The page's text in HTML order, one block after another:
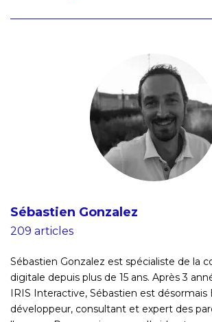
Sébastien Gonzalez
209 articles
Sébastien Gonzalez est spécialiste de la
digitale depuis plus de 15 ans. Après 3
IRIS Interactive, Sébastien est désormais
développeur, consultant et expert des